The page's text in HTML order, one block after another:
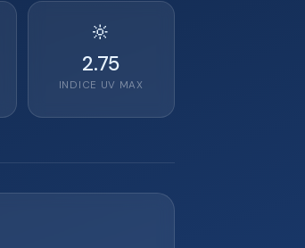
🔆
2.75
INDICE UV MAX